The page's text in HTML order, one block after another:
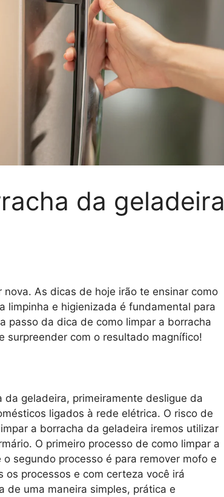
da geladeira
As dicas de hoje irão te ensinar como
limpinha e higienizada é fundamental para
passo da dica de como limpar a borracha
surpreender com o resultado magnífico!
geladeira, primeiramente desligue da
ligados à rede elétrica. O risco de
a borracha da geladeira iremos utilizar
O primeiro processo de como limpar a
segundo processo é para remover mofo e
os processos e com certeza você irá
de uma maneira simples, prática e